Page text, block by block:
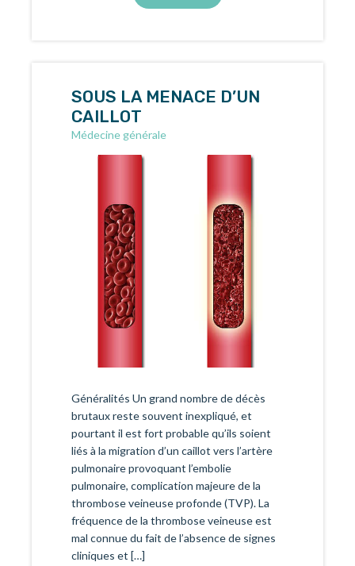
SOUS LA MENACE D’UN
CAILLOT
Médecine générale
Généralités Un grand nombre de décès
brutaux reste souvent inexpliqué, et
pourtant il est fort probable qu’ils soient
liés à la migration d’un caillot vers l’artère
pulmonaire provoquant l’embolie
pulmonaire, complication majeure de la
thrombose veineuse profonde (TVP). La
fréquence de la thrombose veineuse est
mal connue du fait de l’absence de signes
cliniques et […]